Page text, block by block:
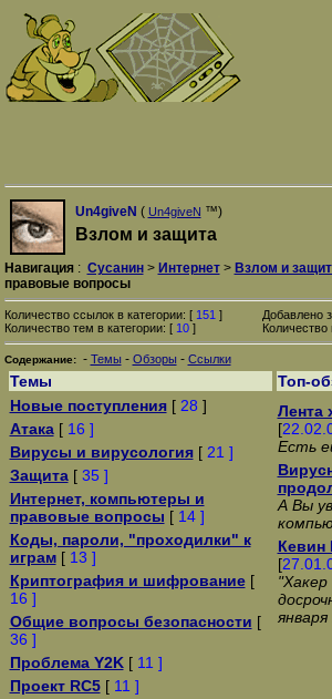
Un4giveN ( Un4giveN ™)
Взлом и защита
Навигация: Сусанин> Интернет> Взлом и
правовые вопросы
Количество ссылок в категории: [ 151 ]
Количество тем в категории: [ 10]
Добавлено
Содержание: - Темы - Обзоры - Ссылки
Темы
Топ-
Новые поступления[ 28 ]
Атака[ 16 ]
Вирусы и вирусология[ 21 ]
Защита[ 35 ]
Интернет, компьютеры и
правовые вопросы [ 14 ]
Коды, пароли, "проходилки" к
играм[ 13 ]
Криптография и шифрование[
16 ]
Общие вопросы безопасности [
36 ]
Проблема Y2K[ 11 ]
Проект RC5[ 11 ]
Лента
[
Есть
А Вы
Кевин
[
"Хакер